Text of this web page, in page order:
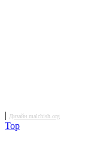
| Дизайн malchish.org
Top